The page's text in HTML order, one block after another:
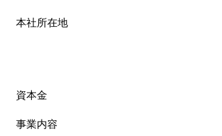
本社所在地
資本金
事業内容